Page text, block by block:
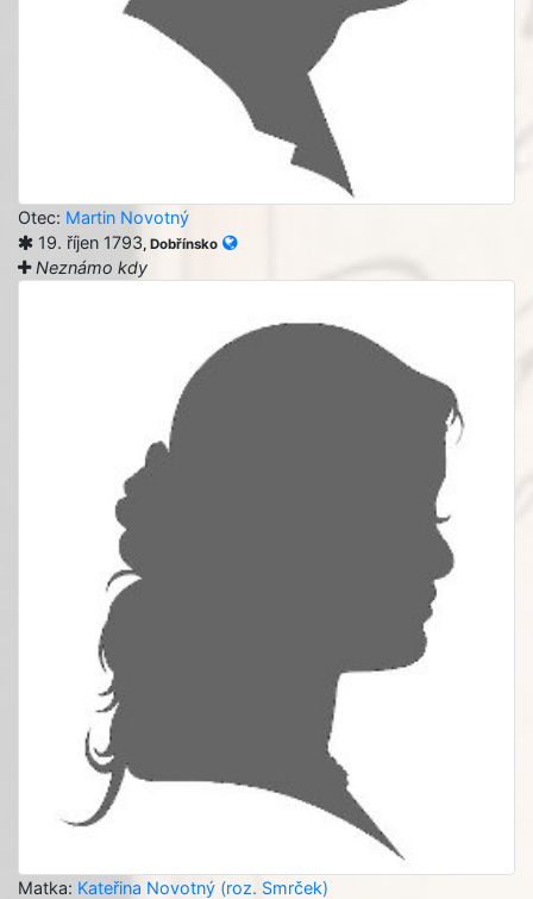
Otec: Martin Novotný
19. říjen 1793, Dobřínsko
Neznámo kdy
Matka: Kateřina Novotný (roz. Smrček)